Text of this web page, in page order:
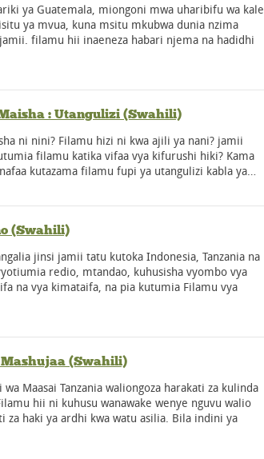
ya Guatemala, miongoni mwa uharibifu wa kale
ya mvua, kuna msitu mkubwa dunia nzima
filamu hii inaeneza habari njema na hadidhi
: Utangulizi (Swahili)
ni nini? Filamu hizi ni kwa ajili ya nani? jamii
filamu katika vifaa vya kifurushi hiki? Kama
kutazama filamu fupi ya utangulizi kabla ya…
(Swahili)
jinsi jamii tatu kutoka Indonesia, Tanzania na
redio, mtandao, kuhusisha vyombo vya
na vya kimataifa, na pia kutumia Filamu vya
(Swahili)
wa Maasai Tanzania waliongoza harakati za kulinda
hii ni kuhusu wanawake wenye nguvu walio
za haki ya ardhi kwa watu asilia. Bila indini ya